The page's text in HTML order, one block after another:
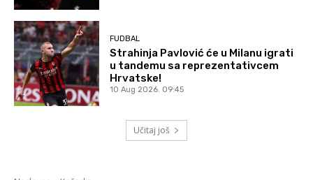
FUDBAL
Strahinja Pavlović će u Milanu igrati
u tandemu sa reprezentativcem
Hrvatske!
10 Aug 2026. 09:45
Učitaj još